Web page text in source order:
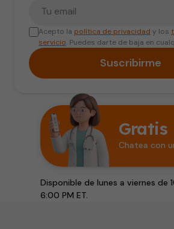
Acepto la política de privacidad y los
servicio. Puedes darte de baja en
Suscribirme
Gratis
Chatea con
Disponible de lunes a viernes de
6:00 PM ET.